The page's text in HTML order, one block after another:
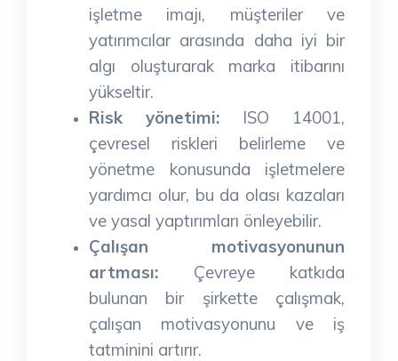
işletme imajı, müşteriler ve
yatırımcılar arasında daha iyi bir
algı oluşturarak marka itibarını
yükseltir.
Risk yönetimi: ISO 14001,
çevresel riskleri belirleme ve
yönetme konusunda işletmelere
yardımcı olur, bu da olası kazaları
ve yasal yaptırımları önleyebilir.
Çalışan motivasyonunun
artması: Çevreye katkıda
bulunan bir şirkette çalışmak,
çalışan motivasyonunu ve iş
tatminini artırır.